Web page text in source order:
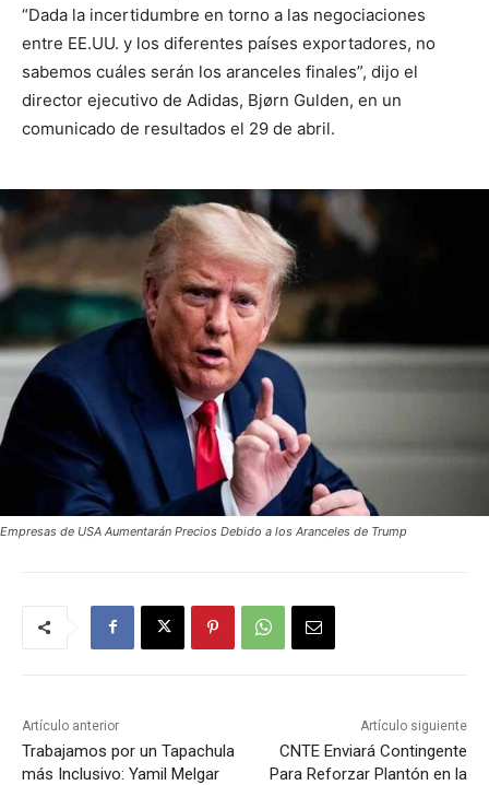
“Dada la incertidumbre en torno a las negociaciones
entre EE.UU. y los diferentes países exportadores, no
sabemos cuáles serán los aranceles finales”, dijo el
director ejecutivo de Adidas, Bjørn Gulden, en un
comunicado de resultados el 29 de abril.
Empresas de USA Aumentarán Precios Debido a los Aranceles de Trump
Artículo anterior
Trabajamos por un Tapachula
más Inclusivo: Yamil Melgar
Artículo siguiente
CNTE Enviará Contingente
Para Reforzar Plantón en la